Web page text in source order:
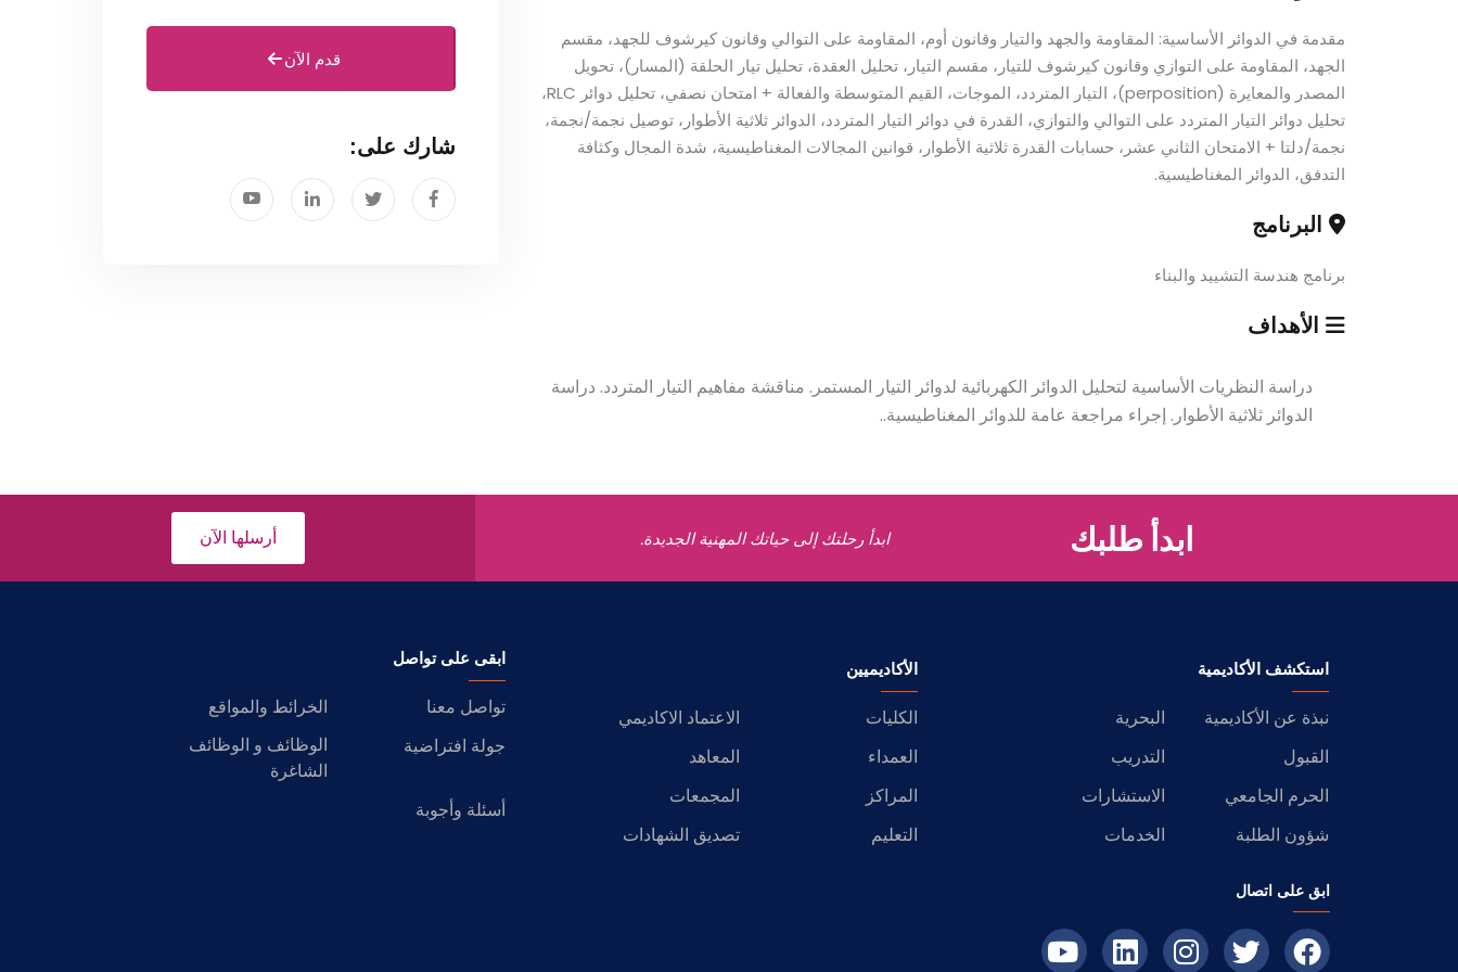
مقدمة في الدوائر الأساسية: المقاومة والجهد والتيار وقانون أوم، المقاومة على التوالي وقانون كيرشوف للجهد، مقسم
الجهد، المقاومة على التوازي وقانون كيرشوف للتيار، مقسم التيار، تحليل العقدة، تحليل تيار الحلقة (المسار)، تحويل
المصدر والمعايرة (perposition)، التيار المتردد، الموجات، القيم المتوسطة والفعالة + امتحان نصفي، تحليل دوائر RLC،
تحليل دوائر التيار المتردد على التوالي والتوازي، القدرة في دوائر التيار المتردد، الدوائر ثلاثية الأطوار، توصيل نجمة/نجمة،
نجمة/دلتا + الامتحان الثاني عشر، حسابات القدرة ثلاثية الأطوار، قوانين المجالات المغناطيسية، شدة المجال وكثافة
التدفق، الدوائر المغناطيسية.
البرنامج
برنامج هندسة التشييد والبناء
الأهداف
دراسة النظريات الأساسية لتحليل الدوائر الكهربائية لدوائر التيار المستمر. مناقشة مفاهيم التيار المتردد. دراسة
الدوائر ثلاثية الأطوار. إجراء مراجعة عامة للدوائر المغناطيسية..
قدم الآن
شارك على:
ابدأ طلبك ابدأ رحلتك إلى حياتك المهنية الجديدة. أرسلها الآن
استكشف الأكاديمية
نبذة عن الأكاديمية
البحرية
القبول
التدريب
الحرم الجامعي
الاستشارات
شؤون الطلبة
الخدمات
الأكاديميين
الكليات
الاعتماد الاكاديمي
العمداء
المعاهد
المراكز
المجمعات
التعليم
تصديق الشهادات
ابقى على تواصل
تواصل معنا
الخرائط والمواقع
جولة افتراضية
الوظائف و الوظائف
الشاغرة
أسئلة وأجوبة
ابق على اتصال